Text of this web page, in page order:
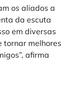
os aliados a
da escuta
em diversas
tornar melhores
afirma